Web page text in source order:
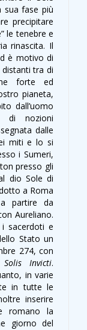
sua fase più
precipitare
le tenebre e
rinascita. Il
è motivo di
tra di
forte ed
pianeta,
dall’uomo
di nozioni
dalle
miti e lo si
i Sumeri,
presso gli
dio Sole di
a Roma
partire da
Aureliano.
sacerdoti e
Stato un
274, con
Invicti.
in varie
in tutte le
inserire
romano la
giorno del